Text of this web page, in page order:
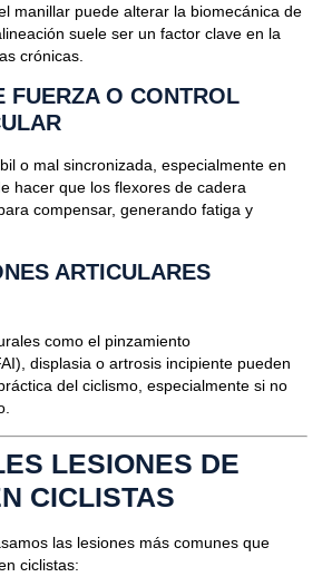
manillar puede alterar la biomecánica de
suele ser un factor clave en la
crónicas.
FUERZA O CONTROL
o mal sincronizada, especialmente en
hacer que los flexores de cadera
compensar, generando fatiga y
ARTICULARES
como el pinzamiento
displasia o artrosis incipiente pueden
del ciclismo, especialmente si no
LESIONES DE
CICLISTAS
las lesiones más comunes que
ciclistas: